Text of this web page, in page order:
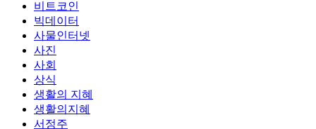
비트코인
빅데이터
사물인터넷
사진
사회
상식
생활의 지혜
생활의지혜
서정주